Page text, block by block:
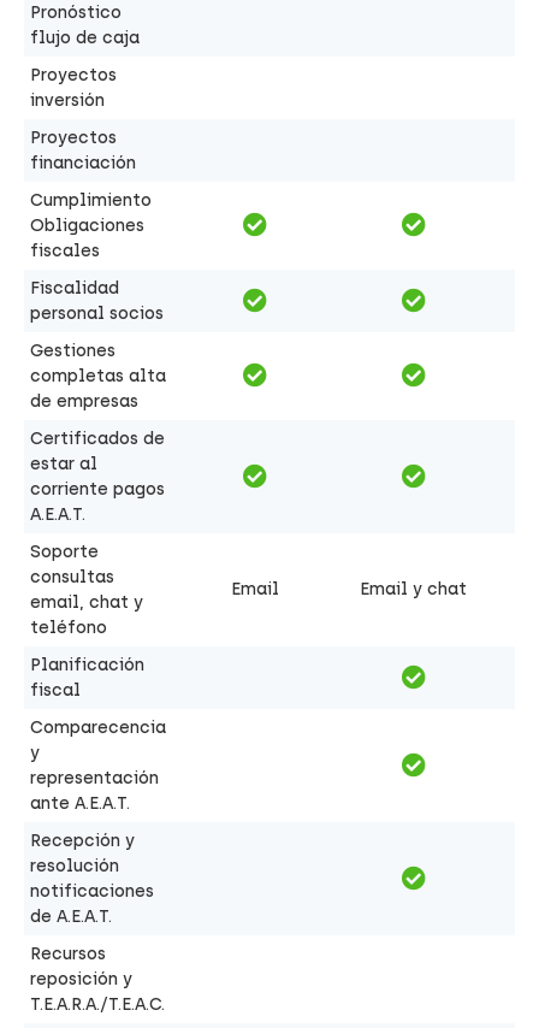
Pronóstico
flujo de caja
Proyectos
inversión
Proyectos
financiación
Cumplimiento
Obligaciones
fiscales
Fiscalidad
personal socios
Gestiones
completas alta
de empresas
Certificados de
estar al
corriente pagos
A.E.A.T.
Soporte
consultas
email, chat y
teléfono
Email Email y chat
Planificación
fiscal
Comparecencia
y
representación
ante A.E.A.T.
Recepción y
resolución
notificaciones
de A.E.A.T.
Recursos
reposición y
T.E.A.R.A./T.E.A.C.